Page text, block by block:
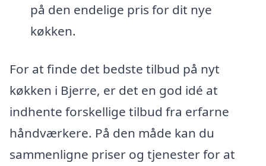
på den endelige pris for dit nye
køkken.
For at finde det bedste tilbud på nyt
køkken i Bjerre, er det en god idé at
indhente forskellige tilbud fra erfarne
håndværkere. På den måde kan du
sammenligne priser og tjenester for at